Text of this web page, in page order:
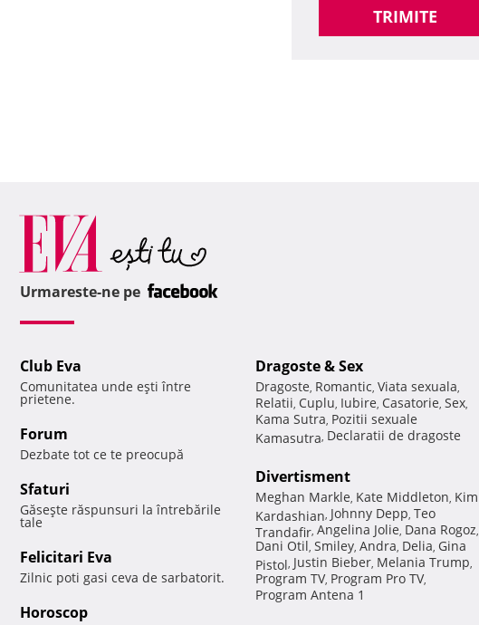
TRIMITE
Urmareste-ne pe
Club Eva
Comunitatea unde eşti între
prietene.
Forum
Dezbate tot ce te preocupă
Sfaturi
Găseşte răspunsuri la întrebările
tale
Felicitari Eva
Zilnic poti gasi ceva de sarbatorit.
Horoscop
Dragoste & Sex
Dragoste, Romantic, Viata sexuala,
Relatii, Cuplu, Iubire, Casatorie, Sex,
Kama Sutra, Pozitii sexuale
Kamasutra, Declaratii de dragoste
Divertisment
Meghan Markle, Kate Middleton, Kim
Kardashian, Johnny Depp, Teo
Trandafir, Angelina Jolie, Dana Rogoz,
Dani Otil, Smiley, Andra, Delia, Gina
Pistol, Justin Bieber, Melania Trump,
Program TV, Program Pro TV,
Program Antena 1